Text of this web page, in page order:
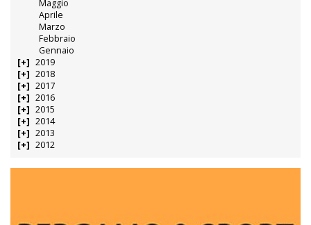
Maggio
Aprile
Marzo
Febbraio
Gennaio
2019
2018
2017
2016
2015
2014
2013
2012